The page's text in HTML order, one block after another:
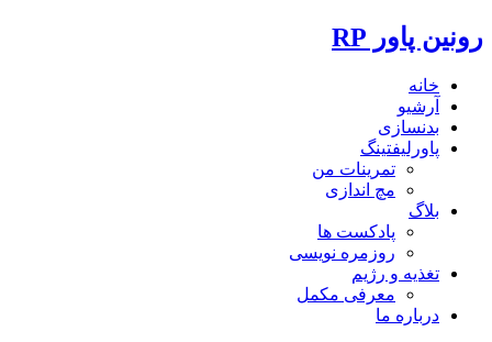
رونین پاور RP
خانه
آرشیو
بدنسازی
پاورلیفتینگ
تمرینات من
مچ اندازی
بلاگ
پادکست ها
روزمره نویسی
تغذیه و رژیم
معرفی مکمل
درباره ما